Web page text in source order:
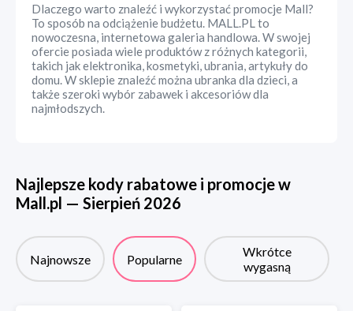
Dlaczego warto znaleźć i wykorzystać promocje Mall?
To sposób na odciążenie budżetu. MALL.PL to
nowoczesna, internetowa galeria handlowa. W swojej
ofercie posiada wiele produktów z różnych kategorii,
takich jak elektronika, kosmetyki, ubrania, artykuły do
domu. W sklepie znaleźć można ubranka dla dzieci, a
także szeroki wybór zabawek i akcesoriów dla
najmłodszych.
Najlepsze kody rabatowe i promocje w
Mall.pl — Sierpień 2026
Najnowsze Popularne
Wkrótce
wygasną